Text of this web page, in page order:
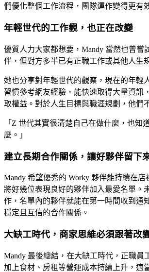
們優化整個工作流程，團隊運作變得更有
年輕世代的工作觀，也正在改變
優質人力大家都想要，Mandy 當然也曾嘗
伴，但對方多半已有正職工作或其他人生
她也分享對年輕世代的觀察，現在的年輕
習慣參考網友經驗，能快速取得大量資訊
取權益。對於人生目標與職涯規劃，他們
「Z 世代其實很清楚自己在做什麼，也知
麼。」
建立長期合作關係，讓好夥伴留下
Mandy 希望優秀的 Worky 夥伴能持續在店
將好幾位表現良好的夥伴加入最愛名單。
作，名單內的夥伴就能在第一時間收到通
穩定且互信的合作關係。
大缺工時代，商家思維必須跟著改
Mandy 最後總結，在大缺工時代，正職員
加上食材、房租等營運成本持續上升，適